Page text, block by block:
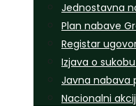
Jednostavna
Plan nabave
Registar
Izjava o
Javna nabava
Nacionalni